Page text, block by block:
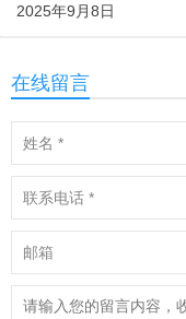
2025年9月8日
在线留言